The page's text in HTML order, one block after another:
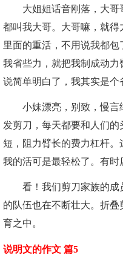
大姐姐话音刚落，大哥哥
都叫我大哥。大哥嘛，就
里面的重活，不用说我都
我省些力，就把我制成动力
说简单明白了，我其实是个
小妹漂亮，别致，慢言细
发剪刀，每天都要和人们
短，阻力臂长的费力杠杆
我的活可是最轻松了。有时
看！我们剪刀家族的成员
的队伍也在不断壮大。折
育之中。
说明文的作文 篇5